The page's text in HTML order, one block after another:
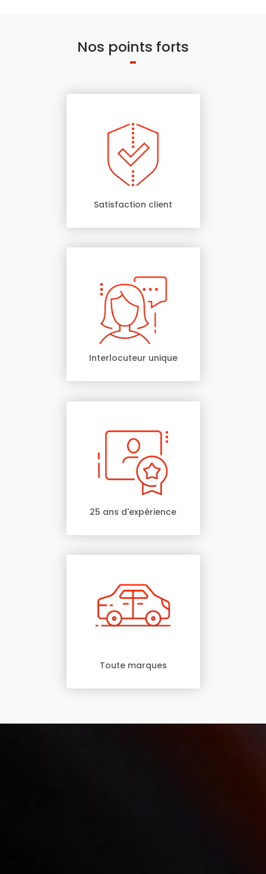
Nos points forts
Satisfaction client
Interlocuteur unique
25 ans d'expérience
Toute marques